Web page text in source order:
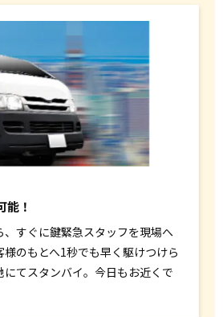
能！
、すぐに鍵緊急スタッフを現場へ
のもとへ1秒でも早く駆けつけら
にてスタンバイ。今日もお近くで